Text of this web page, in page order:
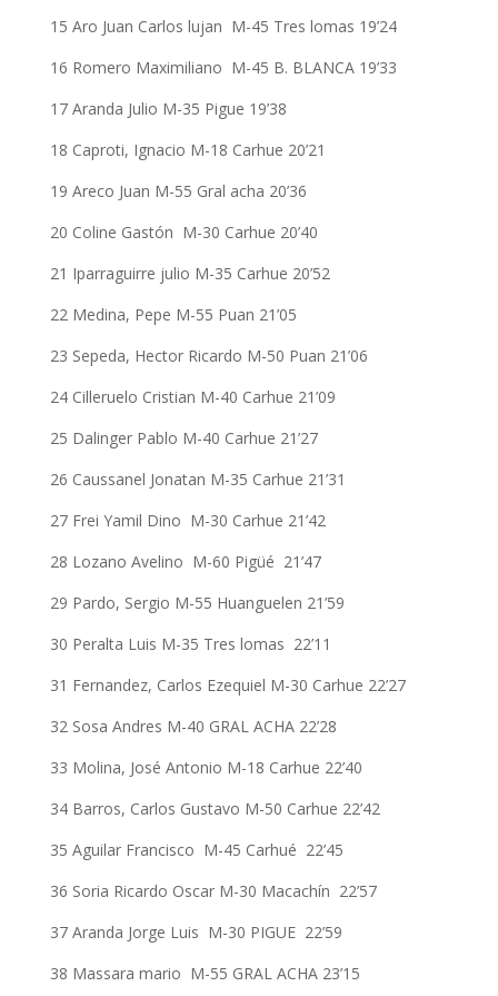
15 Aro Juan Carlos lujan M-45 Tres lomas 19’24
16 Romero Maximiliano M-45 B. BLANCA 19’33
17 Aranda Julio M-35 Pigue 19’38
18 Caproti, Ignacio M-18 Carhue 20’21
19 Areco Juan M-55 Gral acha 20’36
20 Coline Gastón M-30 Carhue 20’40
21 Iparraguirre julio M-35 Carhue 20’52
22 Medina, Pepe M-55 Puan 21’05
23 Sepeda, Hector Ricardo M-50 Puan 21’06
24 Cilleruelo Cristian M-40 Carhue 21’09
25 Dalinger Pablo M-40 Carhue 21’27
26 Caussanel Jonatan M-35 Carhue 21’31
27 Frei Yamil Dino M-30 Carhue 21’42
28 Lozano Avelino M-60 Pigüé 21’47
29 Pardo, Sergio M-55 Huanguelen 21’59
30 Peralta Luis M-35 Tres lomas 22’11
31 Fernandez, Carlos Ezequiel M-30 Carhue 22’27
32 Sosa Andres M-40 GRAL ACHA 22’28
33 Molina, José Antonio M-18 Carhue 22’40
34 Barros, Carlos Gustavo M-50 Carhue 22’42
35 Aguilar Francisco M-45 Carhué 22’45
36 Soria Ricardo Oscar M-30 Macachín 22’57
37 Aranda Jorge Luis M-30 PIGUE 22’59
38 Massara mario M-55 GRAL ACHA 23’15